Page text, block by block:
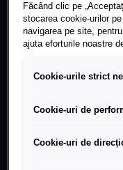
Ingolstadt/
februarie 2026 –
intra în Formula 1
și susținerea față
pentru lansarea
Audi Revolut F1
Făcând clic pe
stocarea cookie-urilor
navigarea pe site,
ajuta eforturile noastre
Cookie-urile strict
Cookie-uri de
Cookie-uri de